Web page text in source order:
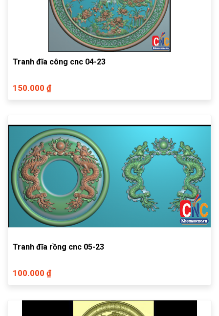
Tranh đĩa công cnc 04-23
150.000 ₫
Tranh đĩa rồng cnc 05-23
100.000 ₫